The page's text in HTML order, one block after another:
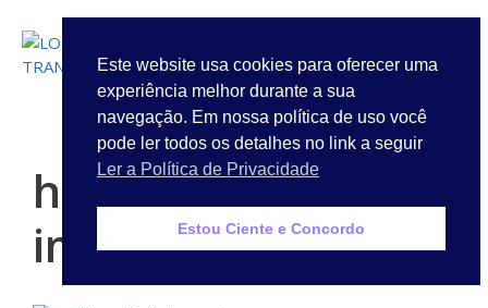
health portfolio
image jpg
Este website usa cookies para oferecer uma
experiência melhor durante a sua
navegação. Em nossa política de uso você
pode ler todos os detalhes no link a seguir
Ler a Política de Privacidade
Estou Ciente e Concordo